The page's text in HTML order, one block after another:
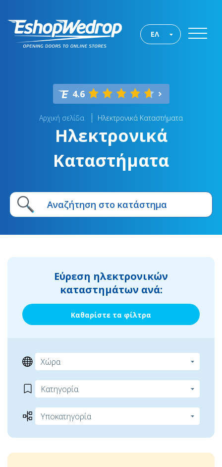
ΕΛ
4.6
Αρχική σελίδα Ηλεκτρονικά Καταστήματα
Ηλεκτρονικά
Καταστήματα
Εύρεση ηλεκτρονικών
καταστημάτων ανά:
Καθαρίστε τα φίλτρα